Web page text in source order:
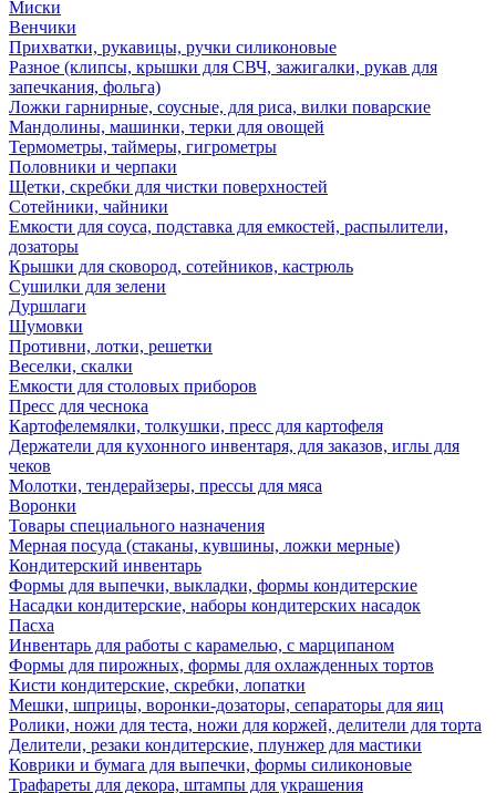
Миски
Венчики
Прихватки, рукавицы, ручки силиконовые
Разное (клипсы, крышки для СВЧ, зажигалки, рукав для
запечкания, фольга)
Ложки гарнирные, соусные, для риса, вилки поварские
Мандолины, машинки, терки для овощей
Термометры, таймеры, гигрометры
Половники и черпаки
Щетки, скребки для чистки поверхностей
Сотейники, чайники
Емкости для соуса, подставка для емкостей, распылители,
дозаторы
Крышки для сковород, сотейников, кастрюль
Сушилки для зелени
Дуршлаги
Шумовки
Противни, лотки, решетки
Веселки, скалки
Емкости для столовых приборов
Пресс для чеснока
Картофелемялки, толкушки, пресс для картофеля
Держатели для кухонного инвентаря, для заказов, иглы для
чеков
Молотки, тендерайзеры, прессы для мяса
Воронки
Товары специального назначения
Мерная посуда (стаканы, кувшины, ложки мерные)
Кондитерский инвентарь
Формы для выпечки, выкладки, формы кондитерские
Насадки кондитерские, наборы кондитерских насадок
Пасха
Инвентарь для работы с карамелью, с марципаном
Формы для пирожных, формы для охлажденных тортов
Кисти кондитерские, скребки, лопатки
Мешки, шприцы, воронки-дозаторы, сепараторы для яиц
Ролики, ножи для теста, ножи для коржей, делители для торта
Делители, резаки кондитерские, плунжер для мастики
Коврики и бумага для выпечки, формы силиконовые
Трафареты для декора, штампы для украшения